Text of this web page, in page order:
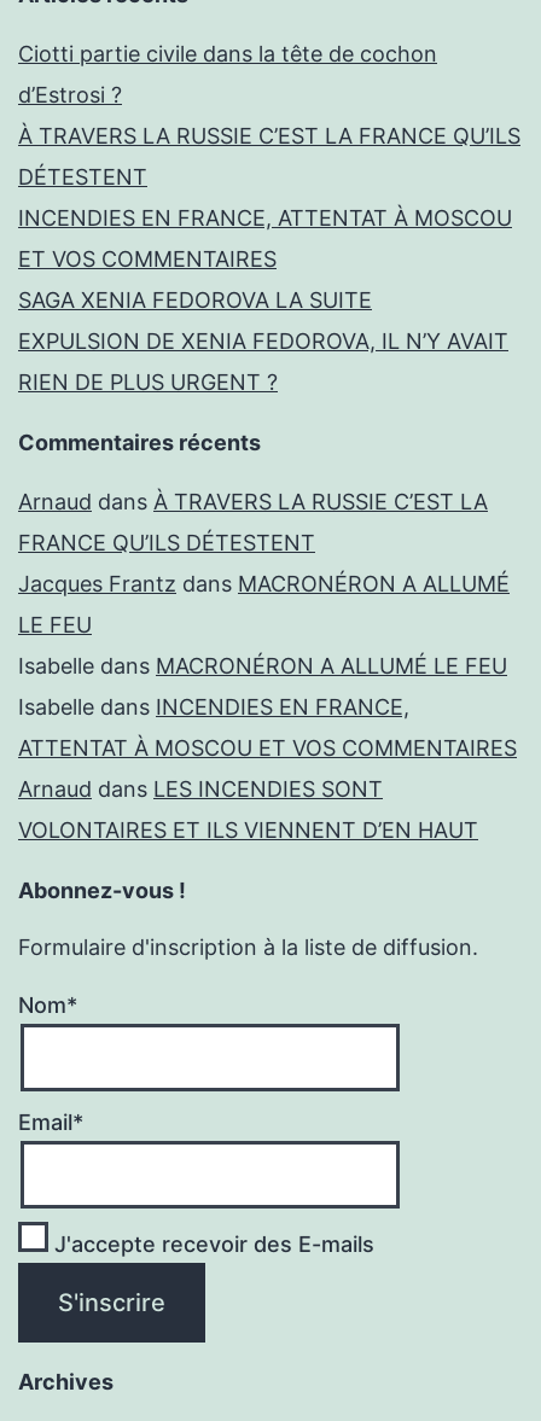
Ciotti partie civile dans la tête de cochon
d’Estrosi ?
À TRAVERS LA RUSSIE C’EST LA FRANCE QU’ILS
DÉTESTENT
INCENDIES EN FRANCE, ATTENTAT À MOSCOU
ET VOS COMMENTAIRES
SAGA XENIA FEDOROVA LA SUITE
EXPULSION DE XENIA FEDOROVA, IL N’Y AVAIT
RIEN DE PLUS URGENT ?
Commentaires récents
Arnaud dans À TRAVERS LA RUSSIE C’EST LA
FRANCE QU’ILS DÉTESTENT
Jacques Frantz dans MACRONÉRON A ALLUMÉ
LE FEU
Isabelle dans MACRONÉRON A ALLUMÉ LE FEU
Isabelle dans INCENDIES EN FRANCE,
ATTENTAT À MOSCOU ET VOS COMMENTAIRES
Arnaud dans LES INCENDIES SONT
VOLONTAIRES ET ILS VIENNENT D’EN HAUT
Abonnez-vous !
Formulaire d'inscription à la liste de diffusion.
Nom*
Email*
J'accepte recevoir des E-mails
Archives